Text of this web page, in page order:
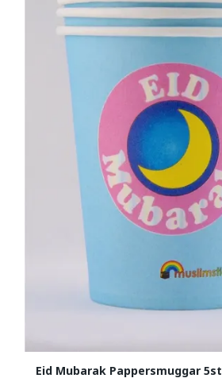
Eid Mubarak Pappersmuggar 5st